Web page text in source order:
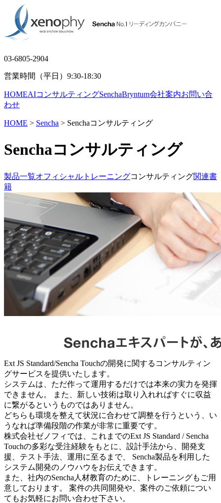
03-6805-2904
営業時間（平日）9:30-18:30
HOMEAIコンサルティングSenchaBryntum会社案内お問い合
わせ
HOME > Sencha > Senchaコンサルティング
Senchaコンサルティング
製品一覧オフィシャルトレーニングコンサルティング関連書
籍
Ext JS Standard/Sencha Touchの開発に関するコンサルティン
グサービスを提供いたします。
システムは、ただ作って運用するだけでは本来の実力を発揮
できません。 また、新しい技術は取り入れればすぐに収益
に繋がるというものではありません。
どちらも環境を整えて状況に合わせて調整を行うという、い
うなれば準備段階の作業が非常に重要です。
株式会社ゼノフィでは、これまでのExt JS Standard / Sencha
Touchの多彩な受注経験をもとに、設計手法から、開発支
援、テスト手法、運用に至るまで、 Sencha製品を利用した
システム開発のノウハウをお伝えできます。
また、社内のSencha人材教育のために、トレーニングもご用
意しております。 案件の共同開発や、案件のご依頼につい
てもお気軽にお問い合わせ下さい。